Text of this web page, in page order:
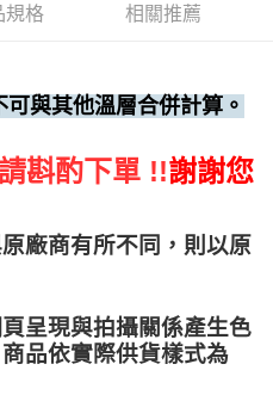
規格 相關推薦
與其他溫層合併計算。
斟酌下單 !!謝謝您
廠商有所不同，則以原
呈現與拍攝關係產生色
品依實際供貨樣式為